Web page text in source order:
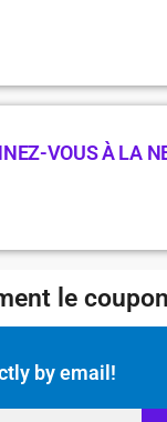
VOUS À LA
le
by email!